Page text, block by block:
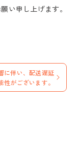
い申し上げます。
に伴い、配送遅延
性がございます。